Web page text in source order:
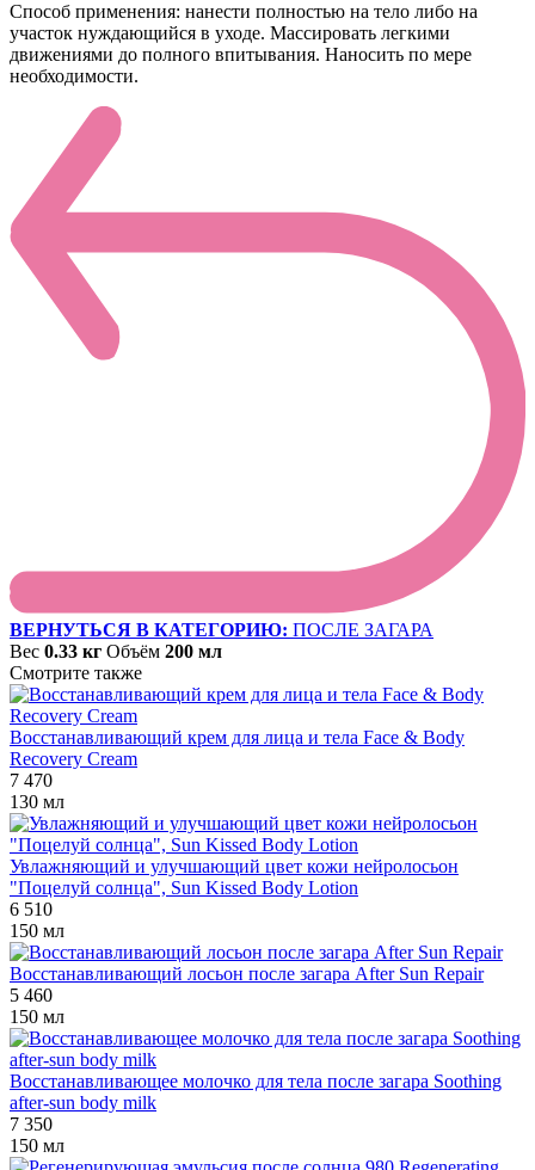
Способ применения: нанести полностью на тело либо на
участок нуждающийся в уходе. Массировать легкими
движениями до полного впитывания. Наносить по мере
необходимости.
ВЕРНУТЬСЯ В КАТЕГОРИЮ: ПОСЛЕ ЗАГАРА
Вес 0.33 кг Объём 200 мл
Смотрите также
Восстанавливающий крем для лица и тела Face & Body
Recovery Cream
7 470
130 мл
Увлажняющий и улучшающий цвет кожи нейролосьон
"Поцелуй солнца", Sun Kissed Body Lotion
6 510
150 мл
Восстанавливающий лосьон после загара After Sun Repair
5 460
150 мл
Восстанавливающее молочко для тела после загара Soothing
after-sun body milk
7 350
150 мл